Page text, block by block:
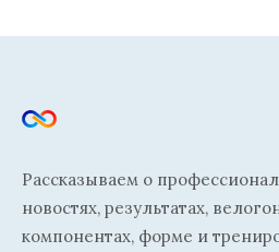
Рассказываем о
новостях, результатах,
компонентах, форме и